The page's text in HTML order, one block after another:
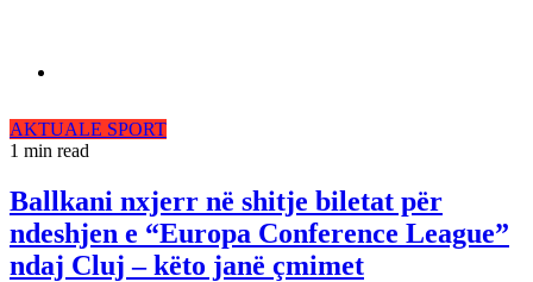
AKTUALE SPORT
1 min read
Ballkani nxjerr në shitje biletat për
ndeshjen e “Europa Conference League”
ndaj Cluj – këto janë çmimet